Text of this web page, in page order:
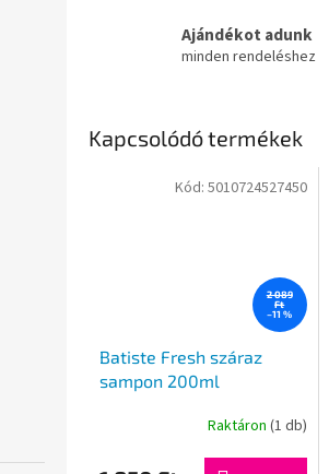
Ajándékot adunk
minden rendeléshez
Kapcsolódó termékek
2 089
Ft
–11 %
Batiste Fresh száraz
sampon 200ml
Raktáron (1 db)
Kód: 5010724527450